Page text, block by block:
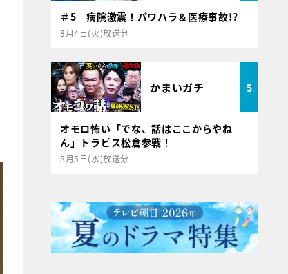
＃5 病院激震！パワハラ＆医療事故!?
8月4日(火)放送分
かまいガチ 5
オモロ怖い「でな、話はここからやね
ん」トラビス松倉参戦！
8月5日(水)放送分